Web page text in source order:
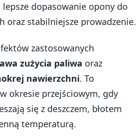
dopasowanie opony do
oraz stabilniejsze prowadzenie.
zastosowanych
zużycia paliwa oraz
nawierzchni. To
okresie przejściowym, gdy
się z deszczem, błotem
temperaturą.